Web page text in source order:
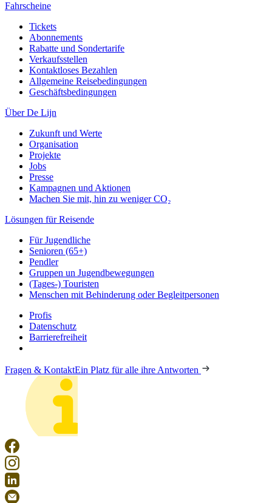
Fahrscheine
Tickets
Abonnements
Rabatte und Sondertarife
Verkaufsstellen
Kontaktloses Bezahlen
Allgemeine Reisebedingungen
Geschäftsbedingungen
Über De Lijn
Zukunft und Werte
Organisation
Projekte
Jobs
Presse
Kampagnen und Aktionen
Machen Sie mit, hin zu weniger CO₂
Lösungen für Reisende
Für Jugendliche
Senioren (65+)
Pendler
Gruppen un Jugendbewegungen
(Tages-) Touristen
Menschen mit Behinderung oder Begleitpersonen
Profis
Datenschutz
Barrierefreiheit
Fragen & KontaktEin Platz für alle ihre Antworten